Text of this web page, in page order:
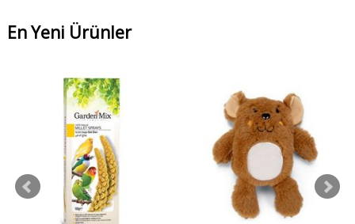
En Yeni Ürünler